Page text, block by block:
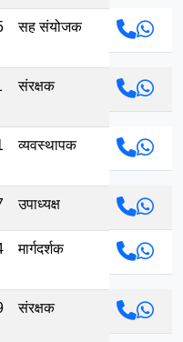
सह संयोजक
संरक्षक
व्यवस्थापक
उपाध्यक्ष
मार्गदर्शक
संरक्षक